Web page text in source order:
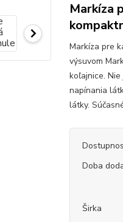
Markíza
Markíza pre
výsuvom
koľajnice.
napínania
látky.
Doba
Širka